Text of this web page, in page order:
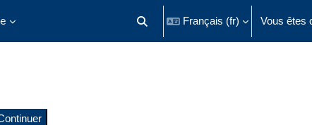
Activer/désactiver la saisie de
Français ‎(fr)‎ Vous êtes